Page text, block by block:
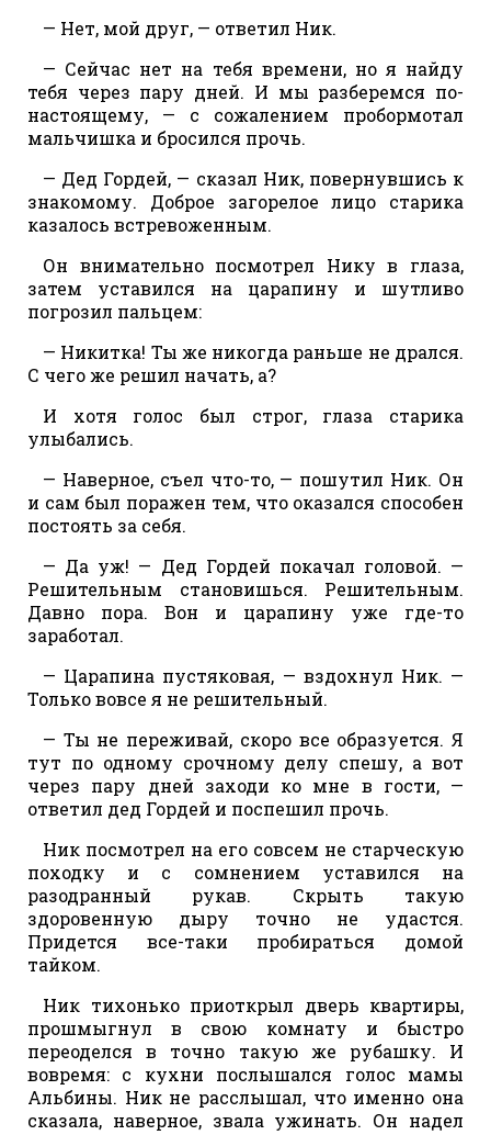
— Нет, мой друг, — ответил Ник.
— Сейчас нет на тебя времени, но я найду
тебя через пару дней. И мы разберемся по-
настоящему, — с сожалением пробормотал
мальчишка и бросился прочь.
— Дед Гордей, — сказал Ник, повернувшись к
знакомому. Доброе загорелое лицо старика
казалось встревоженным.
Он внимательно посмотрел Нику в глаза,
затем уставился на царапину и шутливо
погрозил пальцем:
— Никитка! Ты же никогда раньше не дрался.
С чего же решил начать, а?
И хотя голос был строг, глаза старика
улыбались.
— Наверное, съел что-то, — пошутил Ник. Он
и сам был поражен тем, что оказался способен
постоять за себя.
— Да уж! — Дед Гордей покачал головой. —
Решительным становишься. Решительным.
Давно пора. Вон и царапину уже где-то
заработал.
— Царапина пустяковая, — вздохнул Ник. —
Только вовсе я не решительный.
— Ты не переживай, скоро все образуется. Я
тут по одному срочному делу спешу, а вот
через пару дней заходи ко мне в гости, —
ответил дед Гордей и поспешил прочь.
Ник посмотрел на его совсем не старческую
походку и с сомнением уставился на
разодранный рукав. Скрыть такую
здоровенную дыру точно не удастся.
Придется все-таки пробираться домой
тайком.
Ник тихонько приоткрыл дверь квартиры,
прошмыгнул в свою комнату и быстро
переоделся в точно такую же рубашку. И
вовремя: с кухни послышался голос мамы
Альбины. Ник не расслышал, что именно она
сказала, наверное, звала ужинать. Он надел